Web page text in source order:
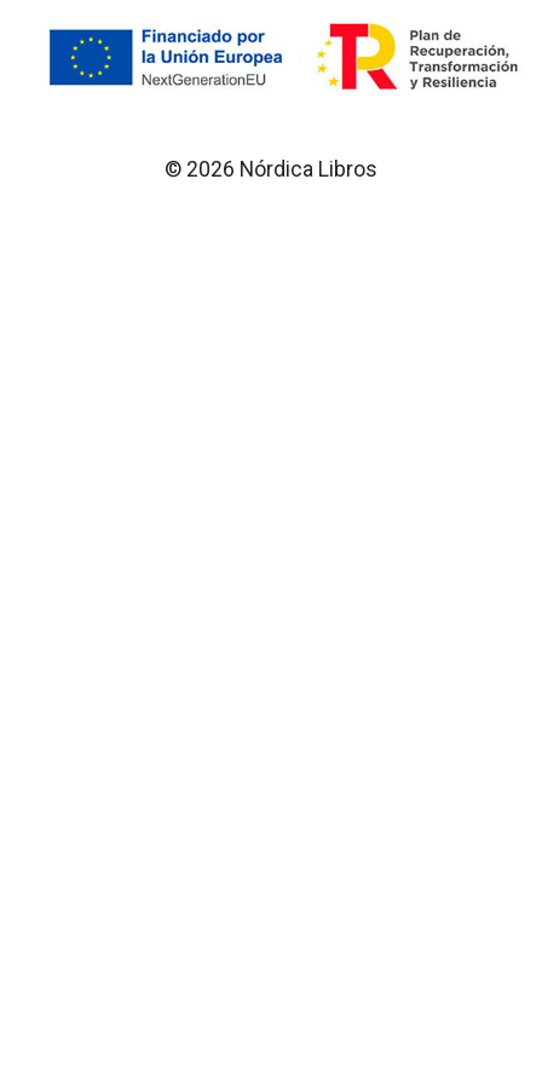
© 2026 Nórdica Libros